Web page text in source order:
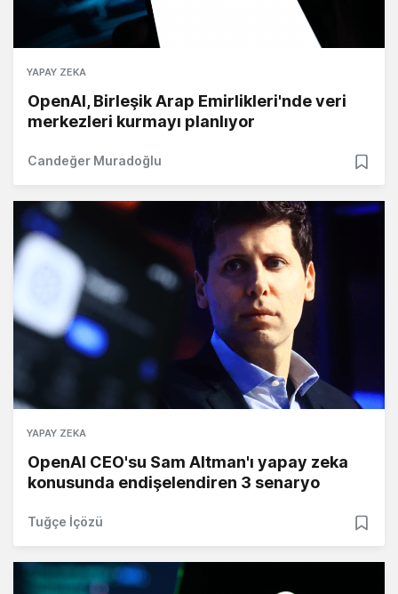
YAPAY ZEKA
OpenAI, Birleşik Arap Emirlikleri'nde veri
merkezleri kurmayı planlıyor
Candeğer Muradoğlu
YAPAY ZEKA
OpenAI CEO'su Sam Altman'ı yapay zeka
konusunda endişelendiren 3 senaryo
Tuğçe İçözü